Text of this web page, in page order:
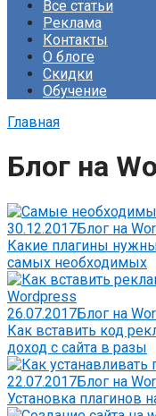
Все статьи
Реклама
Контакты
О блоге
Скидки
Обучение
Главная
Блог на
30.12.2017Блог на
Какие плагины
самых необходимых
26.07.2017Блог на
Как вставить код
доход с сайта в разы
22.07.2017Блог на
Установка плагинов